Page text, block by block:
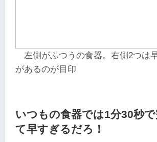
左側がふつうの食器。右側2つは
があるのが目印
いつもの食器では1分30秒
て早すぎるだろ！